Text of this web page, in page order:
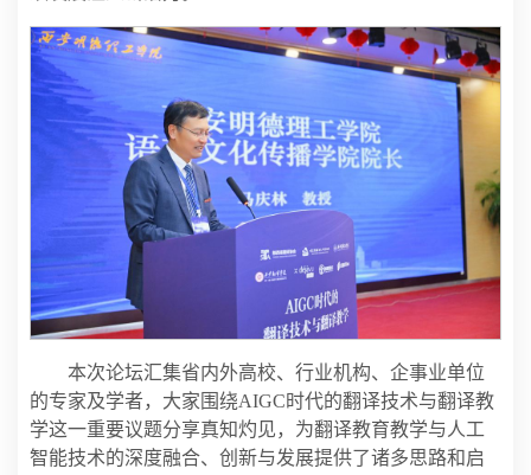
本次论坛汇集省内外高校、行业机构、企事业单位
的专家及学者，大家围绕AIGC时代的翻译技术与翻译教
学这一重要议题分享真知灼见，为翻译教育教学与人工
智能技术的深度融合、创新与发展提供了诸多思路和启